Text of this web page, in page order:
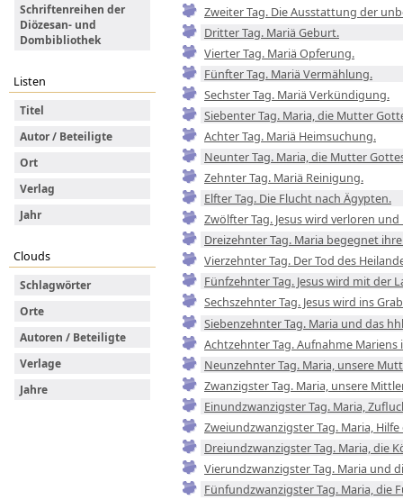
Schriftenreihen der
Diözesan- und
Dombibliothek
Listen
Titel
Autor / Beteiligte
Ort
Verlag
Jahr
Clouds
Schlagwörter
Orte
Autoren / Beteiligte
Verlage
Jahre
Zweiter Tag. Die Ausstattung der
Dritter Tag. Mariä Geburt.
Vierter Tag. Mariä Opferung.
Fünfter Tag. Mariä Vermählung.
Sechster Tag. Mariä Verkündigung.
Siebenter Tag. Maria, die Mutter
Achter Tag. Mariä Heimsuchung.
Neunter Tag. Maria, die Mutter
Zehnter Tag. Mariä Reinigung.
Elfter Tag. Die Flucht nach Ägypten.
Zwölfter Tag. Jesus wird verloren
Dreizehnter Tag. Maria begegnet
Vierzehnter Tag. Der Tod des
Fünfzehnter Tag. Jesus wird mit
Sechszehnter Tag. Jesus wird ins
Siebenzehnter Tag. Maria und das
Achtzehnter Tag. Aufnahme Mariens
Neunzehnter Tag. Maria, unsere
Zwanzigster Tag. Maria, unsere
Einundzwanzigster Tag. Maria,
Zweiundzwanzigster Tag. Maria,
Dreiundzwanzigster Tag. Maria, die
Vierundzwanzigster Tag. Maria und
Fünfundzwanzigster Tag. Maria, die